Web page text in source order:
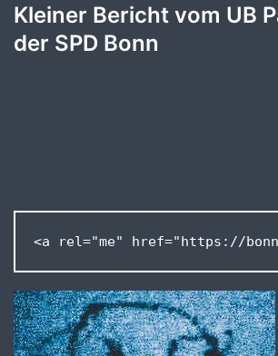
Kleiner Bericht vom UB
der SPD Bonn
<a rel="me" href="https://